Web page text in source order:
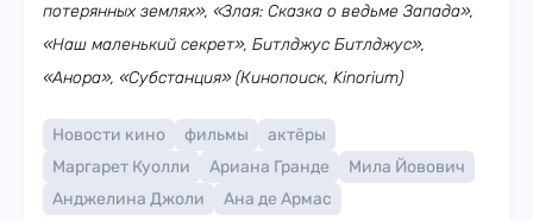
потерянных землях», «Злая: Сказка о ведьме Запада»,
«Наш маленький секрет», Битлджус Битлджус»,
«Анора», «Субстанция» (Кинопоиск, Kinorium)
Новости кино фильмы
актёры
Маргарет Куолли
Ариана Гранде
Мила Йовович
Анджелина Джоли
Ана де Армас